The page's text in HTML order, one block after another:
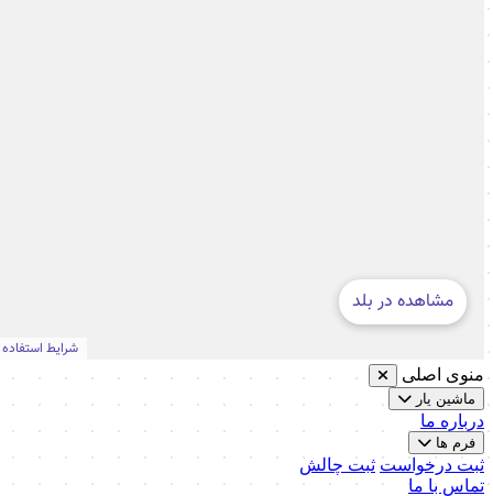
منوی اصلی
ماشین یار
درباره ما
فرم ها
ثبت درخواست ثبت چالش
تماس با ما